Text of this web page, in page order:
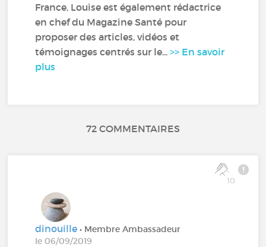
France, Louise est également rédactrice
en chef du Magazine Santé pour
proposer des articles, vidéos et
témoignages centrés sur le...>> En savoir
plus
72 COMMENTAIRES
10
dinouille• Membre Ambassadeur
le 06/09/2019